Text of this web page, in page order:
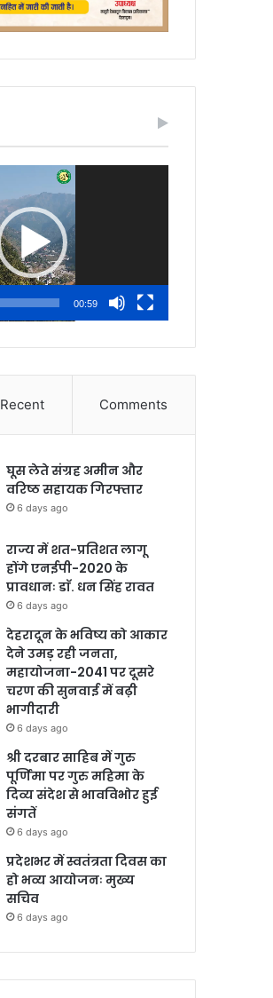
00:59
Recent Comments
घूस लेते संग्रह अमीन और
वरिष्ठ सहायक गिरफ्तार
6 days ago
राज्य में शत-प्रतिशत लागू
होंगे एनईपी-2020 के
प्रावधानः डाॅ. धन सिंह रावत
6 days ago
देहरादून के भविष्य को आकार
देने उमड़ रही जनता,
महायोजना-2041 पर दूसरे
चरण की सुनवाई में बढ़ी
भागीदारी
6 days ago
श्री दरबार साहिब में गुरु
पूर्णिमा पर गुरु महिमा के
दिव्य संदेश से भावविभोर हुई
संगतें
6 days ago
प्रदेशभर में स्वतंत्रता दिवस का
हो भव्य आयोजनः मुख्य
सचिव
6 days ago